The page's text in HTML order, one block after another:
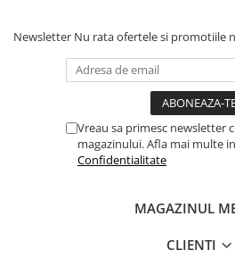
Newsletter Nu rata ofertele si promotiile
Vreau sa primesc newsletter
magazinului. Afla mai multe in
Confidentialitate
MAGAZINUL
CLIENTI